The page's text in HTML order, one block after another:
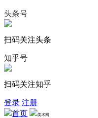
头条号
扫码关注头条
知乎号
扫码关注知乎
登录 注册
首页
美术网